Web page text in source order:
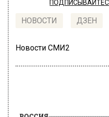
НОВОСТИ ДЗЕН
Новости СМИ2